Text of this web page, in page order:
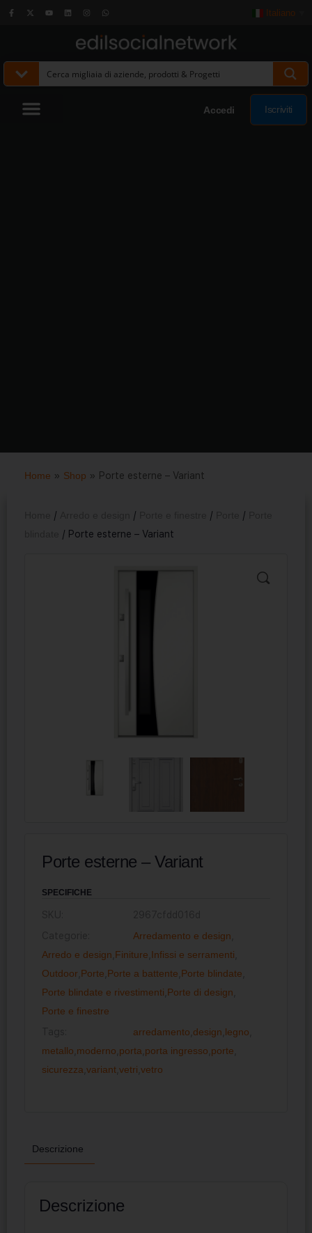
Italiano
Accedi Iscriviti
Home » Shop » Porte esterne – Variant
/ / / /
/ Porte esterne – Variant
Porte esterne – Variant
SPECIFICHE
Arredamento e design
Arredo e design Finiture Infissi e serramenti
Outdoor Porte Porte a battente Porte blindate
Porte blindate e rivestimenti Porte di design
Porte e finestre
arredamento design legno
metallo moderno porta porta ingresso porte
sicurezza variant vetri vetro
Descrizione
Descrizione